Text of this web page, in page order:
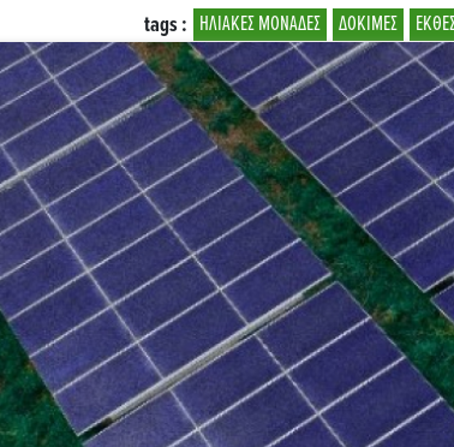
ΔΟΚΙΜΕΣ
ΗΛΙΑΚΕΣ ΜΟΝΑΔΕΣ
tags :